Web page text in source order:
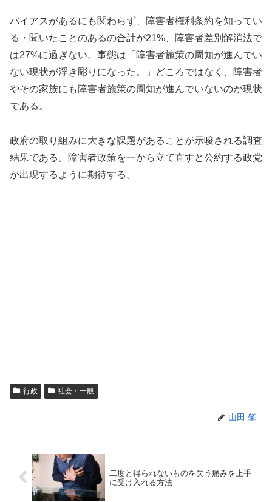
バイアスがあるにも関わらず、障害者権利条約を知ってい
る・聞いたことのあるの合計が21%、障害者差別解消法で
は27%に過ぎない。事態は「障害者施策の周知が進んでい
ない現状が浮き彫りになった。」どころではなく、障害者
やその家族にも障害者施策の周知が進んでいないのが現状
である。
政府の取り組みに大きな課題があることが示唆される調査
結果である。障害者政策を一から立て直すと公約する政党
が出現するように期待する。
行政 社会・一般
山田 肇
二度と得られないものを失う痛みを上手
に受け入れる方法